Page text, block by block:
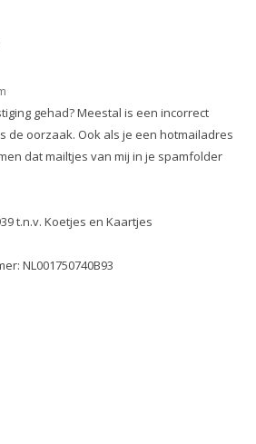
gehad? Meestal is een incorrect
de oorzaak. Ook als je een hotmailadres
dat mailtjes van mij in je spamfolder
t.n.v. Koetjes en Kaartjes
NL001750740B93